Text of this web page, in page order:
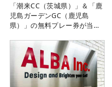
「潮来CC（茨城県）」＆「鹿
児島ガーデンGC（鹿児島
県）」の無料プレー券が当た